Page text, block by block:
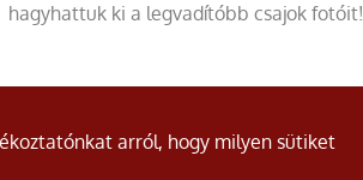
hagyhattuk ki a legvadítóbb csajok fotóit!
arról, hogy milyen sütiket